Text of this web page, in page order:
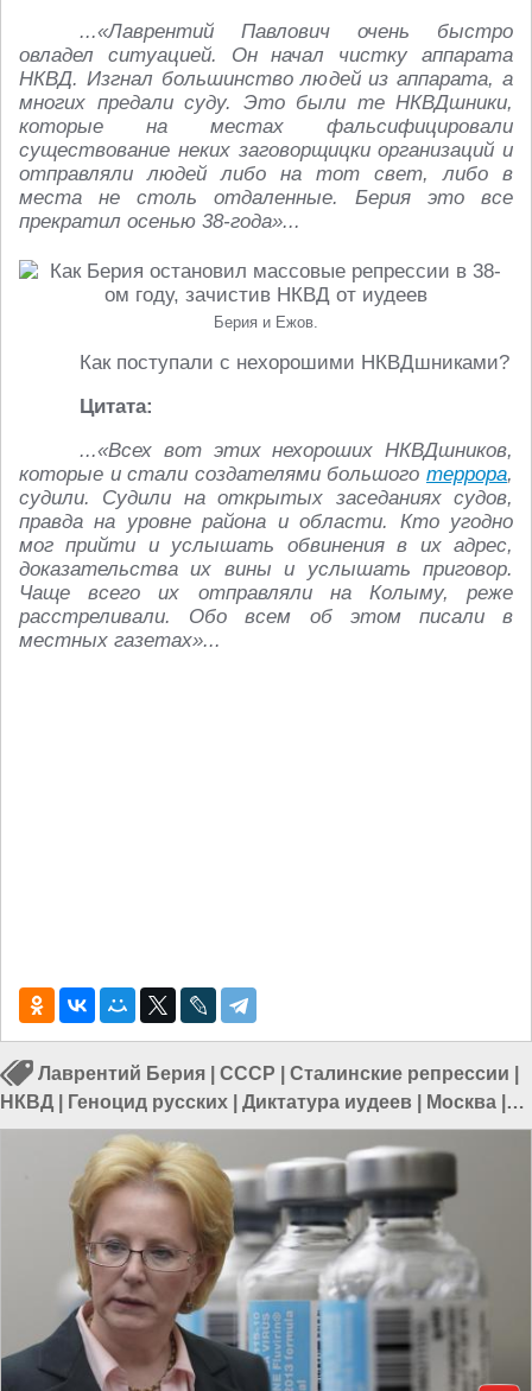
...«Лаврентий Павлович очень быстро
овладел ситуацией. Он начал чистку аппарата
НКВД. Изгнал большинство людей из аппарата, а
многих предали суду. Это были те НКВДшники,
которые на местах фальсифицировали
существование неких заговорщицки организаций и
отправляли людей либо на тот свет, либо в
места не столь отдаленные. Берия это все
прекратил осенью 38-года»...
Берия и Ежов.
Как поступали с нехорошими НКВДшниками?
Цитата:
...«Всех вот этих нехороших НКВДшников,
которые и стали создателями большого террора,
судили. Судили на открытых заседаниях судов,
правда на уровне района и области. Кто угодно
мог прийти и услышать обвинения в их адрес,
доказательства их вины и услышать приговор.
Чаще всего их отправляли на Колыму, реже
расстреливали. Обо всем об этом писали в
местных газетах»...
Лаврентий Берия СССР Сталинские репрессии
НКВД
Геноцид русских Диктатура иудеев Москва
Россия